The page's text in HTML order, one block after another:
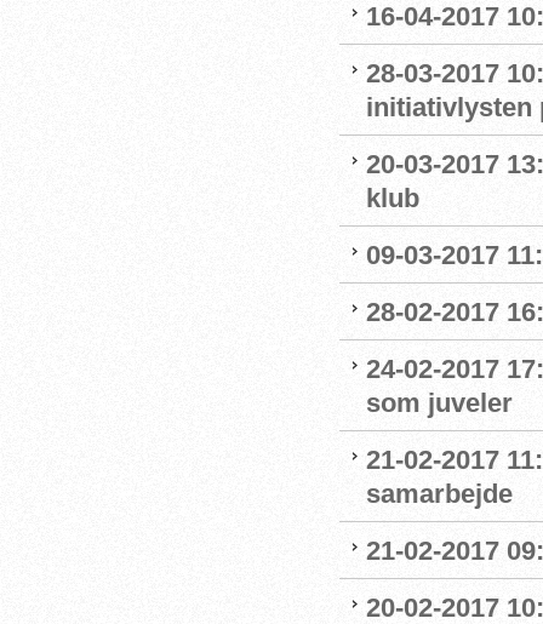
16-04-2017
28-03-2017
initiativlysten
20-03-2017
klub
09-03-2017
28-02-2017
24-02-2017
som juveler
21-02-2017
samarbejde
21-02-2017
20-02-2017